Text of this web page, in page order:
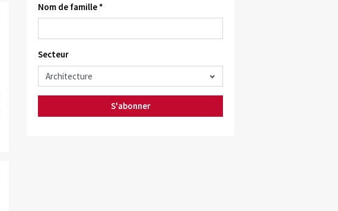
Nom de famille *
Secteur
S'abonner